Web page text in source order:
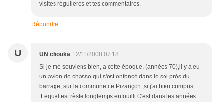
visites régulieres et tes commentaires.
Répondre
U UN chouka 12/11/2008 07:18
Si je me souviens bien, a cette époque, (années 70),il y a eu
un avion de chasse qui s'est enfoncé dans le sol prés du
barrage, sur la commune de Pizançon ,si j'ai bien compris
.Lequel est rèsté longtemps enfouilli.C'est dans les années